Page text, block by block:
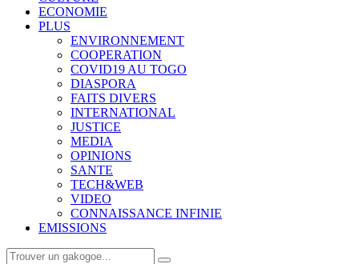
ECONOMIE
PLUS
ENVIRONNEMENT
COOPERATION
COVID19 AU TOGO
DIASPORA
FAITS DIVERS
INTERNATIONAL
JUSTICE
MEDIA
OPINIONS
SANTE
TECH&WEB
VIDEO
CONNAISSANCE INFINIE
EMISSIONS